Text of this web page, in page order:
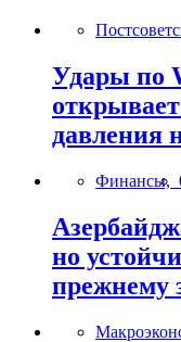
Удары по
давления
Финансы,
но
прежнему